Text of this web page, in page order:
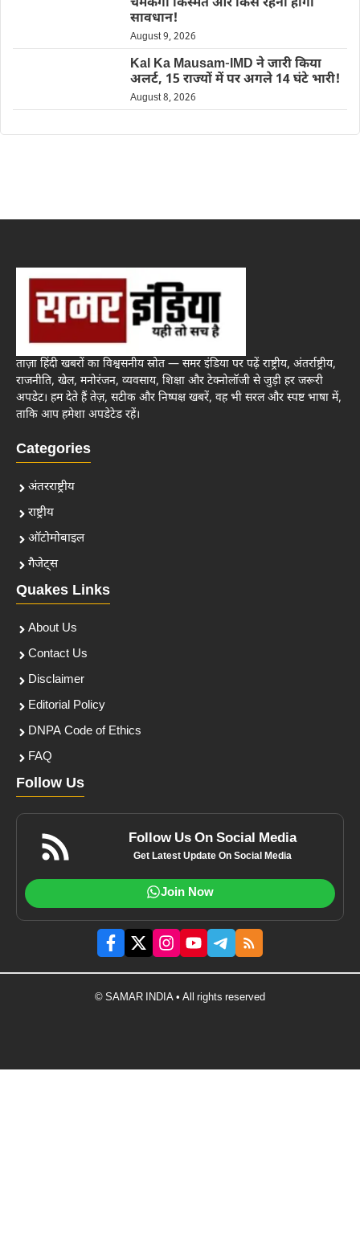
सावधान!
August 9, 2026
Kal Ka Mausam-IMD ने जारी किया
अलर्ट, 15 राज्यों में पर अगले 14 घंटे भारी!
August 8, 2026
ताज़ा हिंदी खबरों का विश्वसनीय स्रोत — समर इंडिया पर पढ़ें राष्ट्रीय, अंतर्राष्ट्रीय,
राजनीति, खेल, मनोरंजन, व्यवसाय, शिक्षा और टेक्नोलॉजी से जुड़ी हर जरूरी
अपडेट। हम देते हैं तेज़, सटीक और निष्पक्ष खबरें, वह भी सरल और स्पष्ट भाषा में,
ताकि आप हमेशा अपडेटेड रहें।
Categories
अंतरराष्ट्रीय
राष्ट्रीय
ऑटोमोबाइल
गैजेट्स
Quakes Links
About Us
Contact Us
Disclaimer
Editorial Policy
DNPA Code of Ethics
FAQ
Follow Us
Follow Us On Social Media
Get Latest Update On Social Media
Join Now
© SAMAR INDIA • All rights reserved